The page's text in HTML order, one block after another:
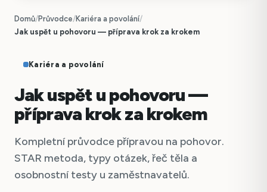
Domů/Průvodce/Kariéra a povolání/
Jak uspět u pohovoru — příprava krok za krokem
Kariéra a povolání
Jak uspět u pohovoru —
příprava krok za krokem
Kompletní průvodce přípravou na pohovor.
STAR metoda, typy otázek, řeč těla a
osobnostní testy u zaměstnavatelů.